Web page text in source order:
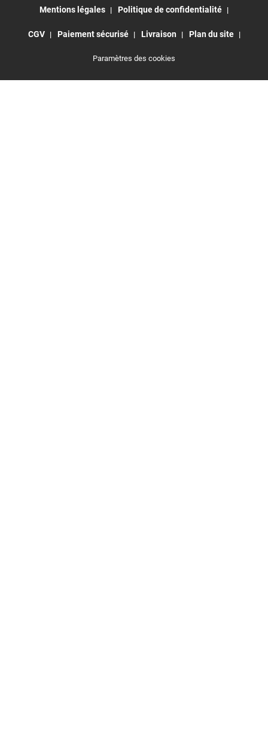
Mentions légales Politique de confidentialité
CGV Paiement sécurisé Livraison Plan du site
Paramètres des cookies